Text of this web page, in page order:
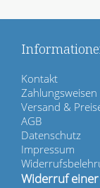
N
a
v
i
g
a
t
i
Kontakt
Zahlungsweisen
Versand &
AGB
Datenschutz
Impressum
Widerruf